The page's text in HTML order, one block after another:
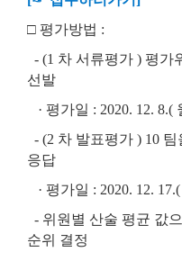
□ 평가방법 :
- (1 차 서류평가 ) 평가
선발
· 평가일 : 2020. 12. 8.(
- (2 차 발표평가 ) 10 팀
응답
· 평가일 : 2020. 12. 17.(
- 위원별 산술 평균 값
순위 결정